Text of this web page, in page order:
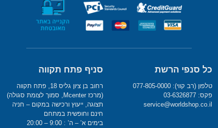
כל סנפי הרשת
טלפון (רב קווי): 077-805-0000
פקס: 03-6326877
service@worldshop.co.il
סניף פתח תקווה
רחוב בן ציון גליס 18, פתח תקווה
(מרכז Mcenter, סמוך לצומת סגולה)
תצוגה, ייעוץ ורכישה במקום – חניה
חינם וחופשית במתחם
בימים א’ – ה’ : 9:00 – 20:00